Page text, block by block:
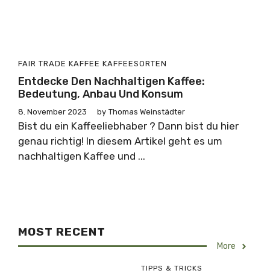
FAIR TRADE KAFFEE KAFFEESORTEN
Entdecke Den Nachhaltigen Kaffee:
Bedeutung, Anbau Und Konsum
8. November 2023 by Thomas Weinstädter
Bist du ein Kaffeeliebhaber ? Dann bist du hier
genau richtig! In diesem Artikel geht es um
nachhaltigen Kaffee und ...
MOST RECENT
More
TIPPS & TRICKS